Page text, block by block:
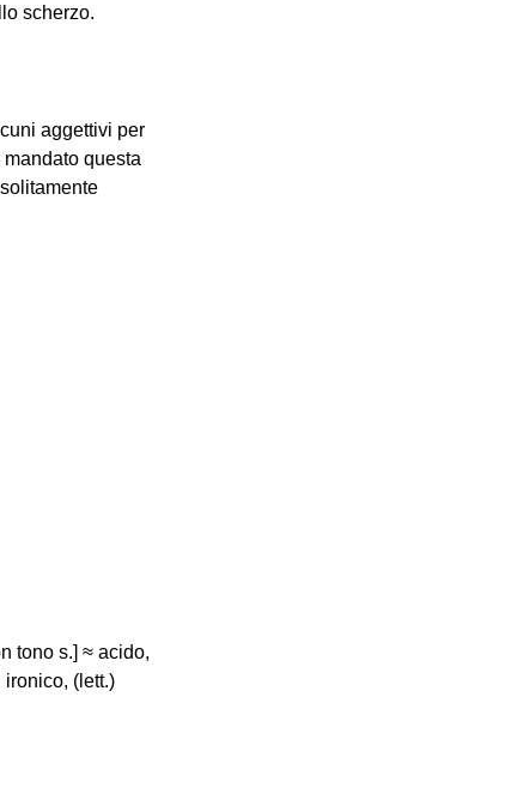
scherzo.
aggettivi per
questa
tono s.] ≈ acido,
ironico, (lett.)